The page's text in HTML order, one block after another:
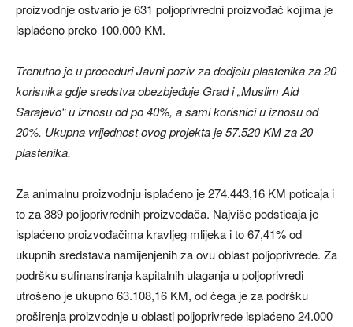
proizvodnje ostvario je 631 poljoprivredni proizvođač kojima je
isplaćeno preko 100.000 KM.
Trenutno je u proceduri Javni poziv za dodjelu plastenika za 20
korisnika gdje sredstva obezbjeđuje Grad i „Muslim Aid
Sarajevo“ u iznosu od po 40%, a sami korisnici u iznosu od
20%. Ukupna vrijednost ovog projekta je 57.520 KM za 20
plastenika.
Za animalnu proizvodnju isplaćeno je 274.443,16 KM poticaja i
to za 389 poljoprivrednih proizvođača. Najviše podsticaja je
isplaćeno proizvođačima kravljeg mlijeka i to 67,41% od
ukupnih sredstava namijenjenih za ovu oblast poljoprivrede. Za
podršku sufinansiranja kapitalnih ulaganja u poljoprivredi
utrošeno je ukupno 63.108,16 KM, od čega je za podršku
proširenja proizvodnje u oblasti poljoprivrede isplaćeno 24.000